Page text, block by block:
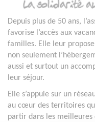
Depuis plus de 50 ans,
favorise l’accès aux
familles. Elle leur
non seulement
aussi et surtout un
leur séjour.
Elle s’appuie sur un
au cœur des territoires
partir dans les meilleures